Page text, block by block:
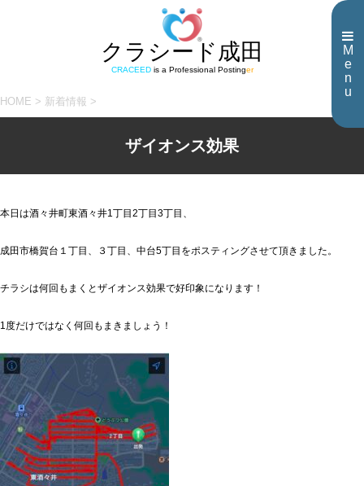
M
e
n
u
クラシード成田
CRACEEDis a Professional Postinger
HOME > 新着情報 >
ザイオンス効果
本日は酒々井町東酒々井1丁目2丁目3丁目、
成田市橋賀台１丁目、３丁目、中台5丁目をポスティングさせて頂きました。
チラシは何回もまくとザイオンス効果で好印象になります！
1度だけではなく何回もまきましょう！